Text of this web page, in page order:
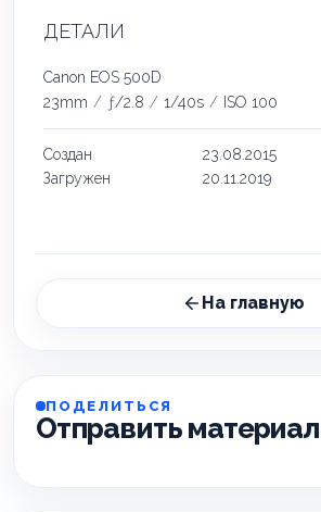
ДЕТАЛИ
Canon EOS 500D
23mm / ƒ/2.8 / 1/40s / ISO 100
Создан
23.08.2015
Загружен
20.11.2019
На главную
ПОДЕЛИТЬСЯ
Отправить материал